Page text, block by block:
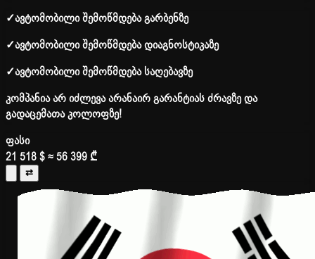
✓ავტომობილი შემოწმდება გარბენზე
✓ავტომობილი შემოწმდება დიაგნოსტიკაზე
✓ავტომობილი შემოწმდება საღებავზე
კომპანია არ იძლევა არანაირ გარანტიას ძრავზე და
გადაცემათა კოლოფზე!
ფასი
21 518 $≈ 56 399 ₾
⇄